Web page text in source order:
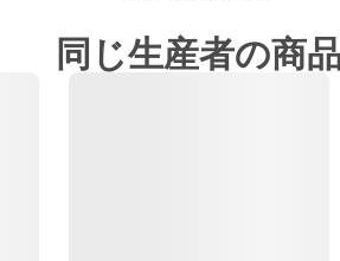
同じ生産者の商品